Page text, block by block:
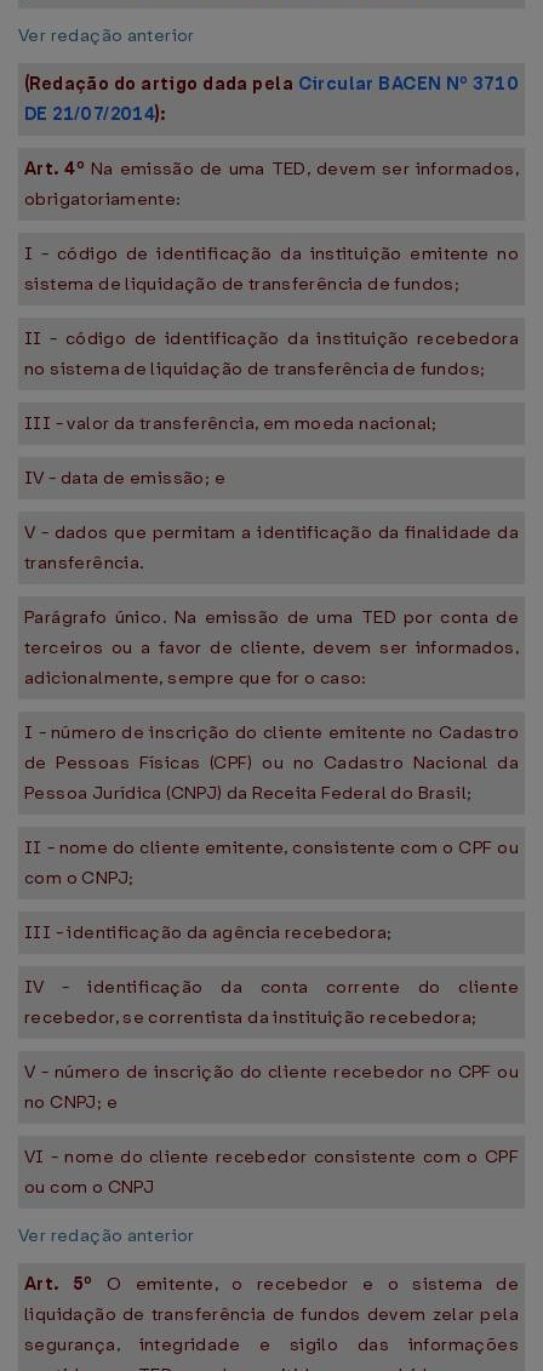
Ver redação anterior
(Redação do artigo dada pela Circular BACEN Nº 3710
DE 21/07/2014):
Art. 4º Na emissão de uma TED, devem ser informados,
obrigatoriamente:
I - código de identificação da instituição emitente no
sistema de liquidação de transferência de fundos;
II - código de identificação da instituição recebedora
no sistema de liquidação de transferência de fundos;
III - valor da transferência, em moeda nacional;
IV - data de emissão; e
V - dados que permitam a identificação da finalidade da
transferência.
Parágrafo único. Na emissão de uma TED por conta de
terceiros ou a favor de cliente, devem ser informados,
adicionalmente, sempre que for o caso:
I - número de inscrição do cliente emitente no Cadastro
de Pessoas Físicas (CPF) ou no Cadastro Nacional da
Pessoa Jurídica (CNPJ) da Receita Federal do Brasil;
II - nome do cliente emitente, consistente com o CPF ou
com o CNPJ;
III - identificação da agência recebedora;
IV - identificação da conta corrente do cliente
recebedor, se correntista da instituição recebedora;
V - número de inscrição do cliente recebedor no CPF ou
no CNPJ; e
VI - nome do cliente recebedor consistente com o CPF
ou com o CNPJ
Ver redação anterior
Art. 5º O emitente, o recebedor e o sistema de
liquidação de transferência de fundos devem zelar pela
segurança, integridade e sigilo das informações